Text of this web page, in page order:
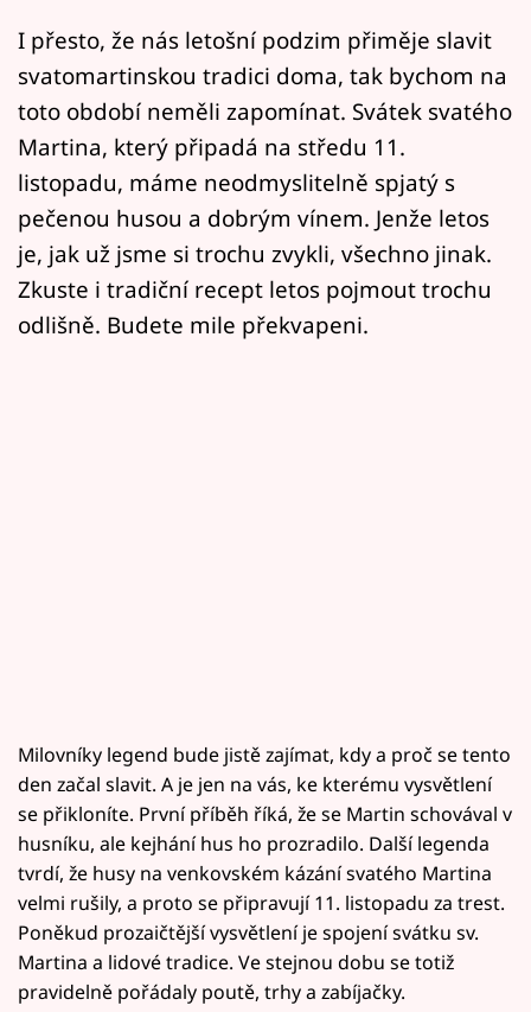
Přihlášení
Sledujte nás
I přesto, že nás letošní podzim přiměje slavit
svatomartinskou tradici doma, tak bychom na
toto období neměli zapomínat. Svátek svatého
Martina, který připadá na středu 11.
listopadu, máme neodmyslitelně spjatý s
pečenou husou a dobrým vínem. Jenže letos
je, jak už jsme si trochu zvykli, všechno jinak.
Zkuste i tradiční recept letos pojmout trochu
odlišně. Budete mile překvapeni.
Milovníky legend bude jistě zajímat, kdy a proč se tento
den začal slavit. A je jen na vás, ke kterému vysvětlení
se přikloníte. První příběh říká, že se Martin schovával v
husníku, ale kejhání hus ho prozradilo. Další legenda
tvrdí, že husy na venkovském kázání svatého Martina
velmi rušily, a proto se připravují 11. listopadu za trest.
Poněkud prozaičtější vysvětlení je spojení svátku sv.
Martina a lidové tradice. Ve stejnou dobu se totiž
pravidelně pořádaly poutě, trhy a zabíjačky.